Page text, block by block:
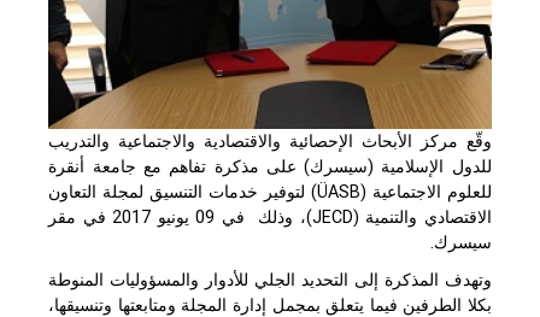
وقّع مركز الأبحاث الإحصائية والاقتصادية والاجتماعية والتدريب
للدول الإسلامية (سيسرك) على مذكرة تفاهم مع جامعة أنقرة
للعلوم الاجتماعية (ASB
Ü) لتوفير خدمات التنسيق لمجلة التعاون
الاقتصادي والتنمية (JECD
)، وذلك في 09 يونيو 2017 في مقر
سيسرك.
وتهدف المذكرة إلى التحديد الجلي للأدوار والمسؤوليات المنوطة
بكلا الطرفين فيما يتعلق بمجمل إدارة المجلة ومتابعتها وتنسيقها،